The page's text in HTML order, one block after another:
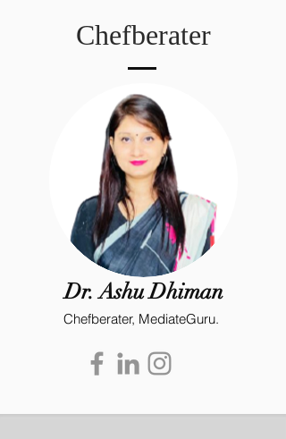
Chefberater
Dr. Ashu Dhiman
Chefberater, MediateGuru.